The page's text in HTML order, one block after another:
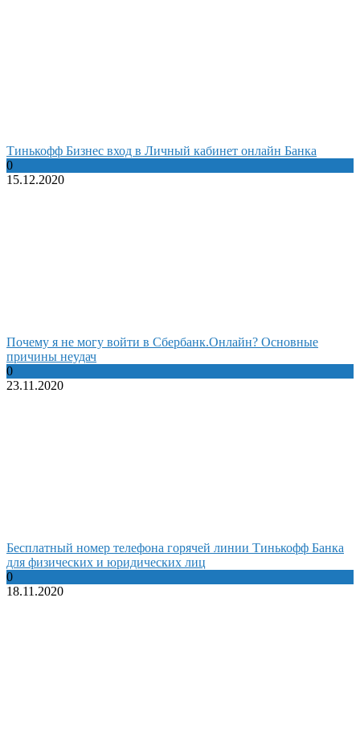
Тинькофф Бизнес вход в Личный кабинет онлайн Банка
0
15.12.2020
Почему я не могу войти в Сбербанк.Онлайн? Основные
причины неудач
0
23.11.2020
Бесплатный номер телефона горячей линии Тинькофф Банка
для физических и юридических лиц
0
18.11.2020